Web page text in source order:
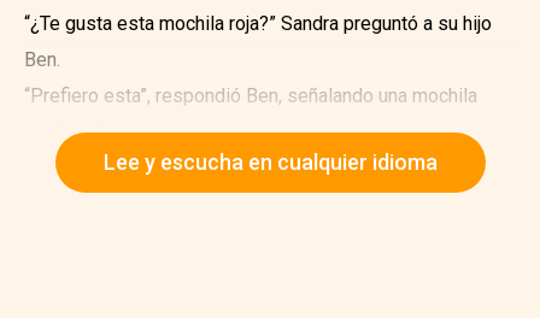
“¿Te gusta esta mochila roja?” Sandra preguntó a su hijo
Ben.
“Prefiero esta”, respondió Ben, señalando una mochila
azul marino.
“¿Cuánto cuesta?” preguntó Sandra.
Lee y escucha en cualquier idioma